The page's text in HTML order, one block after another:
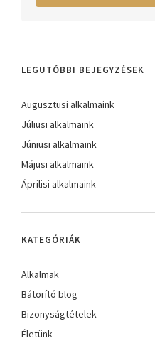
LEGUTÓBBI BEJEGYZÉSEK
Augusztusi alkalmaink
Júliusi alkalmaink
Júniusi alkalmaink
Májusi alkalmaink
Áprilisi alkalmaink
KATEGÓRIÁK
Alkalmak
Bátorító blog
Bizonyságtételek
Életünk